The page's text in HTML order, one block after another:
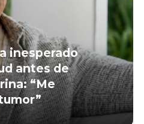
inesperado
antes de
“Me